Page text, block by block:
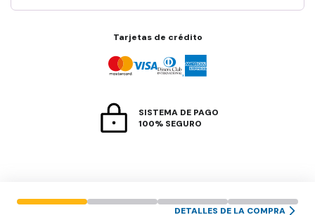
DETALLES DE LA COMPRA
Tarjetas de crédito
SISTEMA DE PAGO
100% SEGURO